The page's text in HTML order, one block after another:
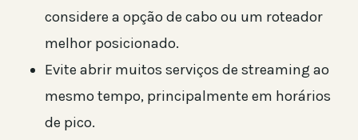
considere a opção de cabo ou um roteador
melhor posicionado.
Evite abrir muitos serviços de streaming ao
mesmo tempo, principalmente em horários
de pico.